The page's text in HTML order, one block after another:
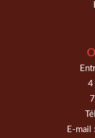
4
E-mail :